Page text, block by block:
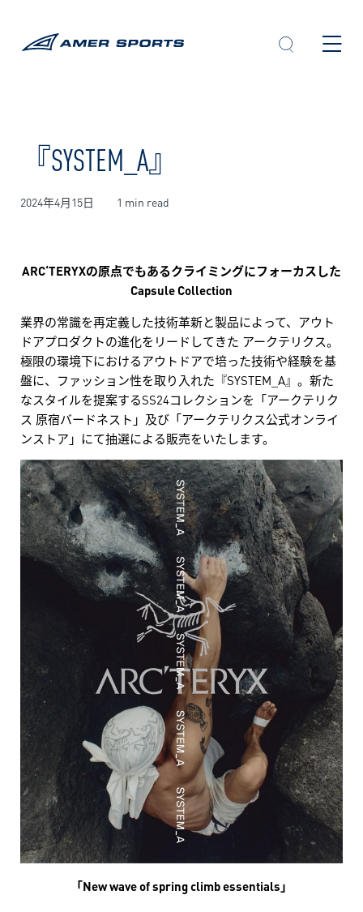
『SYSTEM_A』
2024年4月15日 1 min read
ARC‘TERYXの原点でもあるクライミングにフォーカスした
Capsule Collection
業界の常識を再定義した技術革新と製品によって、アウト
ドアプロダクトの進化をリードしてきた アークテリクス。
極限の環境下におけるアウトドアで培った技術や経験を基
盤に、ファッション性を取り入れた『SYSTEM_A』。新た
なスタイルを提案するSS24コレクションを「アークテリク
ス 原宿バードネスト」及び「アークテリクス公式オンライ
ンストア」にて抽選による販売をいたします。
「New wave of spring climb essentials」